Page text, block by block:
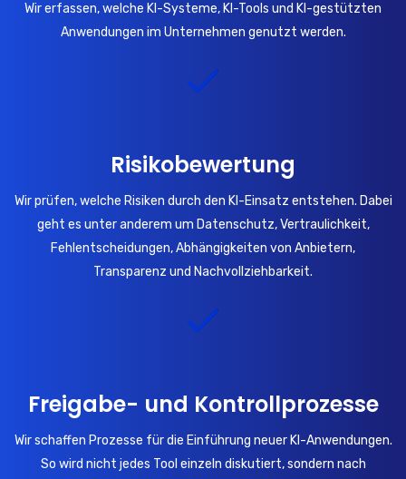
Wir erfassen, welche KI-Systeme, KI-Tools und KI-gestützten
Anwendungen im Unternehmen genutzt werden.
Risikobewertung
Wir prüfen, welche Risiken durch den KI-Einsatz entstehen. Dabei
geht es unter anderem um Datenschutz, Vertraulichkeit,
Fehlentscheidungen, Abhängigkeiten von Anbietern,
Transparenz und Nachvollziehbarkeit.
Freigabe- und Kontrollprozesse
Wir schaffen Prozesse für die Einführung neuer KI-Anwendungen.
So wird nicht jedes Tool einzeln diskutiert, sondern nach